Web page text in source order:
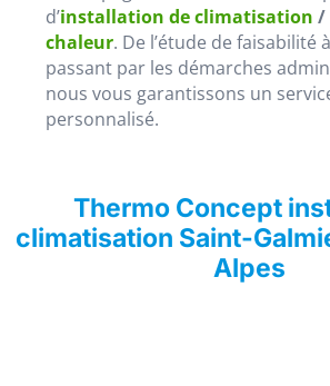
d’installation de climatisation /
chaleur. De l’étude de faisabilité
passant par les démarches
nous vous garantissons un
personnalisé.
Thermo Concept
climatisation Saint-
Alpes